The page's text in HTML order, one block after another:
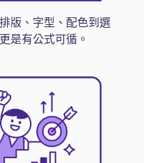
版、字型、配色到選
是有公式可循。